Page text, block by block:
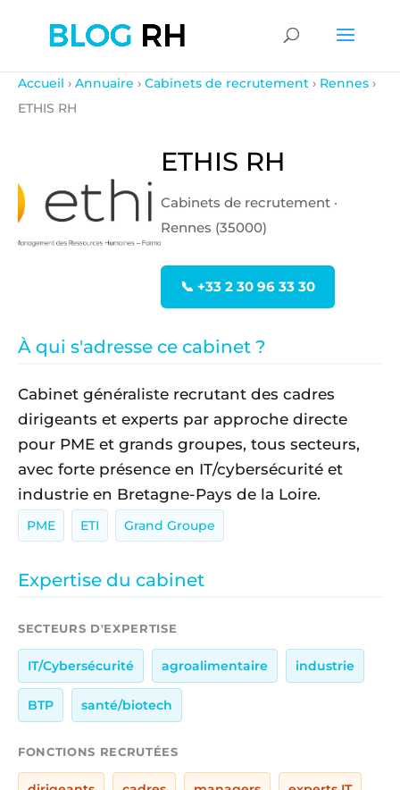
Accueil › Annuaire › Cabinets de recrutement › Rennes ›
ETHIS RH
ETHIS RH
Cabinets de recrutement ·
Rennes (35000)
📞 +33 2 30 96 33 30
À qui s'adresse ce cabinet ?
Cabinet généraliste recrutant des cadres
dirigeants et experts par approche directe
pour PME et grands groupes, tous secteurs,
avec forte présence en IT/cybersécurité et
industrie en Bretagne-Pays de la Loire.
PME ETI Grand Groupe
Expertise du cabinet
SECTEURS D'EXPERTISE
IT/Cybersécurité agroalimentaire industrie
BTP santé/biotech
FONCTIONS RECRUTÉES